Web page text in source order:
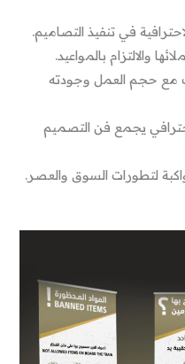
في تنفيذ التصاميم.
والالتزام بالمواعيد.
مع حجم العمل وجودته
يجمع فن التصميم
لتطورات السوق والعصر.